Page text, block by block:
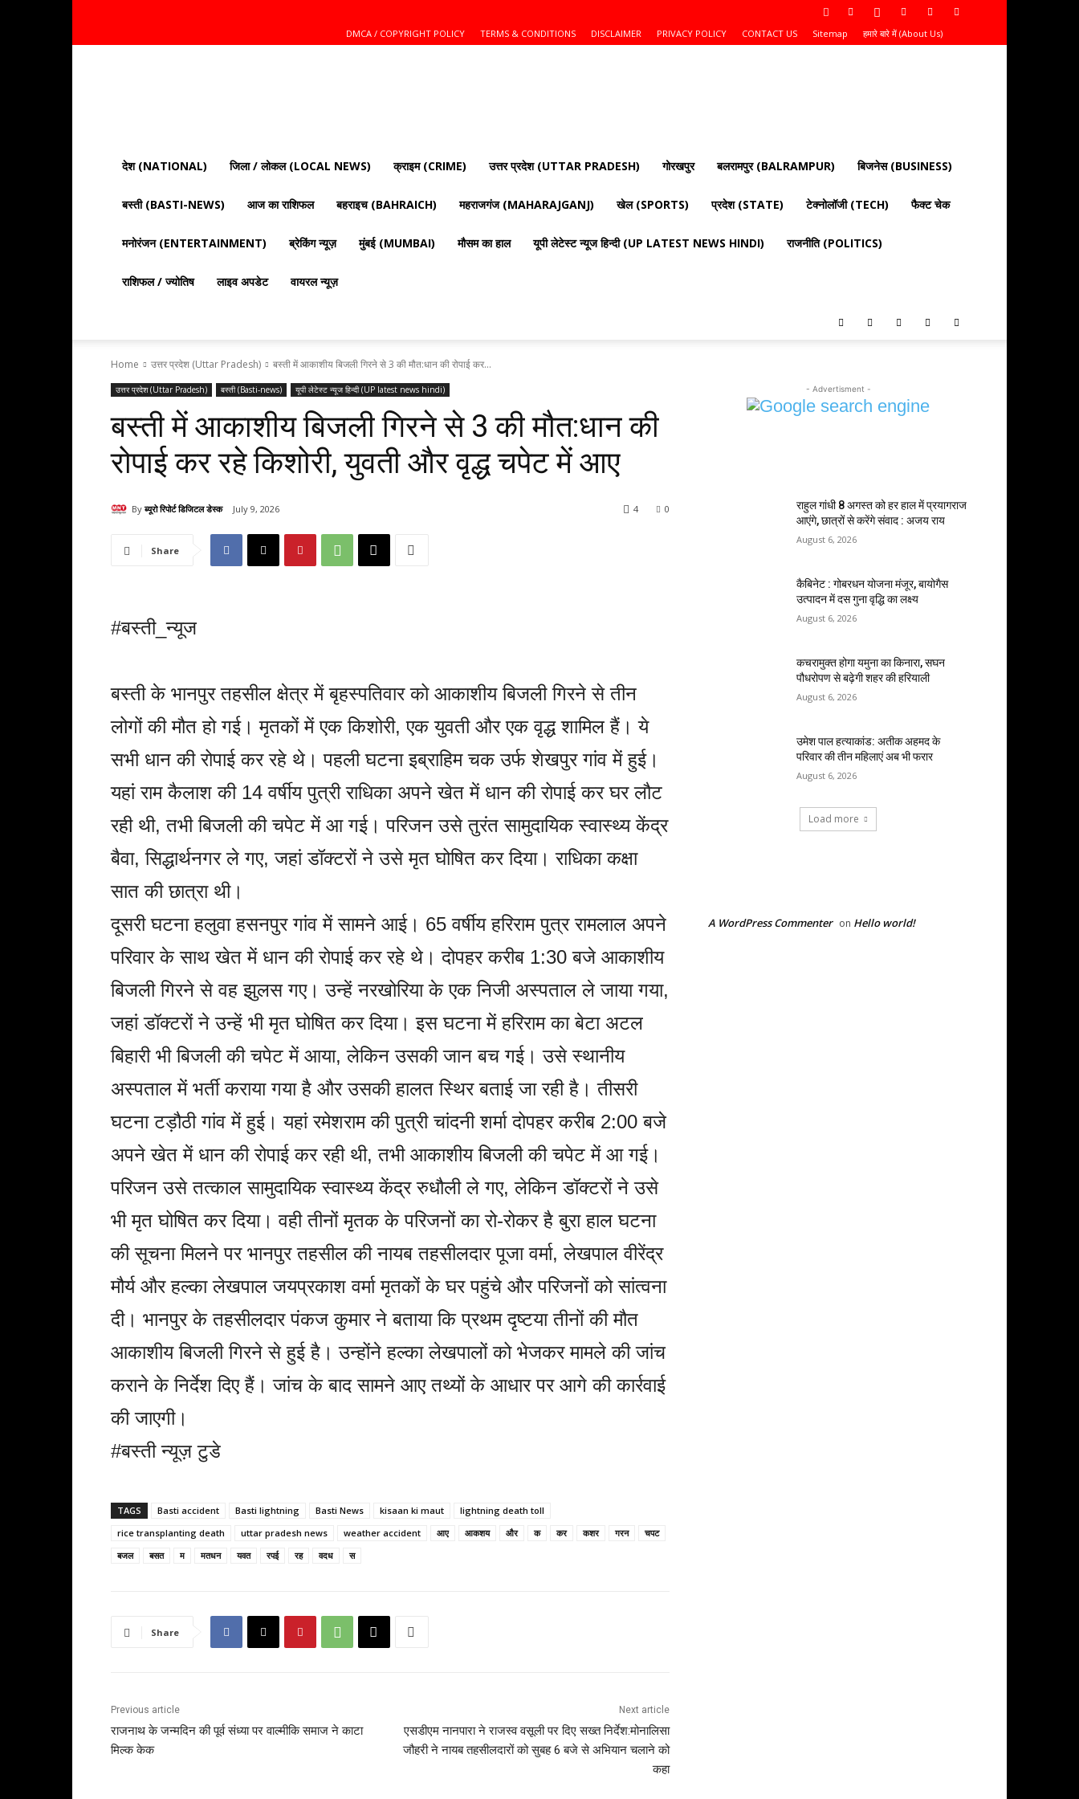
DMCA / COPYRIGHT POLICY TERMS & CONDITIONS DISCLAIMER PRIVACY POLICY CONTACT US Sitemap हमारे बारे में (About Us)
की
ताज़ा
राजनीति,
और
दुनिया
की
देश (NATIONAL) जिला / लोकल (LOCAL NEWS) क्राइम (CRIME) उत्तर प्रदेश (UTTAR PRADESH) गोरखपुर बलरामपुर (BALRAMPUR) बिजनेस (BUSINESS)
बस्ती (BASTI-NEWS) आज का राशिफल बहराइच (BAHRAICH) महराजगंज (MAHARAJGANJ) खेल (SPORTS) प्रदेश (STATE) टेक्नोलॉजी (TECH) फैक्ट चेक
मनोरंजन (ENTERTAINMENT) ब्रेकिंग न्यूज़ मुंबई (MUMBAI) मौसम का हाल यूपी लेटेस्ट न्यूज हिन्दी (UP LATEST NEWS HINDI) राजनीति (POLITICS)
राशिफल / ज्योतिष लाइव अपडेट वायरल न्यूज़
Home उत्तर प्रदेश (Uttar Pradesh) बस्ती में आकाशीय बिजली गिरने से 3 की मौत:धान की रोपाई कर...
उत्तर प्रदेश (Uttar Pradesh) बस्ती (Basti-news) यूपी लेटेस्ट न्यूज हिन्दी (UP latest news hindi)
बस्ती में आकाशीय बिजली गिरने से 3 की मौत:धान की
रोपाई कर रहे किशोरी, युवती और वृद्ध चपेट में आए
By ब्यूरो रिपोर्ट डिजिटल डेस्क July 9, 2026 0
4
Share
#बस्ती_न्यूज
बस्ती के भानपुर तहसील क्षेत्र में बृहस्पतिवार को आकाशीय बिजली गिरने से तीन
लोगों की मौत हो गई। मृतकों में एक किशोरी, एक युवती और एक वृद्ध शामिल हैं। ये
सभी धान की रोपाई कर रहे थे। पहली घटना इब्राहिम चक उर्फ शेखपुर गांव में हुई।
यहां राम कैलाश की 14 वर्षीय पुत्री राधिका अपने खेत में धान की रोपाई कर घर लौट
रही थी, तभी बिजली की चपेट में आ गई। परिजन उसे तुरंत सामुदायिक स्वास्थ्य केंद्र
बैवा, सिद्धार्थनगर ले गए, जहां डॉक्टरों ने उसे मृत घोषित कर दिया। राधिका कक्षा
सात की छात्रा थी।
दूसरी घटना हलुवा हसनपुर गांव में सामने आई। 65 वर्षीय हरिराम पुत्र रामलाल अपने
परिवार के साथ खेत में धान की रोपाई कर रहे थे। दोपहर करीब 1:30 बजे आकाशीय
बिजली गिरने से वह झुलस गए। उन्हें नरखोरिया के एक निजी अस्पताल ले जाया गया,
जहां डॉक्टरों ने उन्हें भी मृत घोषित कर दिया। इस घटना में हरिराम का बेटा अटल
बिहारी भी बिजली की चपेट में आया, लेकिन उसकी जान बच गई। उसे स्थानीय
अस्पताल में भर्ती कराया गया है और उसकी हालत स्थिर बताई जा रही है। तीसरी
घटना टड़ौठी गांव में हुई। यहां रमेशराम की पुत्री चांदनी शर्मा दोपहर करीब 2:00 बजे
अपने खेत में धान की रोपाई कर रही थी, तभी आकाशीय बिजली की चपेट में आ गई।
परिजन उसे तत्काल सामुदायिक स्वास्थ्य केंद्र रुधौली ले गए, लेकिन डॉक्टरों ने उसे
भी मृत घोषित कर दिया। वही तीनों मृतक के परिजनों का रो-रोकर है बुरा हाल घटना
की सूचना मिलने पर भानपुर तहसील की नायब तहसीलदार पूजा वर्मा, लेखपाल वीरेंद्र
मौर्य और हल्का लेखपाल जयप्रकाश वर्मा मृतकों के घर पहुंचे और परिजनों को सांत्वना
दी। भानपुर के तहसीलदार पंकज कुमार ने बताया कि प्रथम दृष्टया तीनों की मौत
आकाशीय बिजली गिरने से हुई है। उन्होंने हल्का लेखपालों को भेजकर मामले की जांच
कराने के निर्देश दिए हैं। जांच के बाद सामने आए तथ्यों के आधार पर आगे की कार्रवाई
की जाएगी।
#बस्ती न्यूज़ टुडे
TAGS Basti accident Basti lightning Basti News kisaan ki maut
lightning death toll
rice transplanting death
uttar pradesh news weather accident आए आकशय और क कर कशर गरन
चपट
बजल
बसत म मतधन यवत रपई रह वदध स
Share
Previous article
राजनाथ के जन्मदिन की पूर्व संध्या पर वाल्मीकि समाज ने काटा
मिल्क केक
Next article
एसडीएम नानपारा ने राजस्व वसूली पर दिए सख्त निर्देश:मोनालिसा
जौहरी ने नायब तहसीलदारों को सुबह 6 बजे से अभियान चलाने को
कहा
- Advertisment -
राहुल गांधी 8 अगस्त को हर हाल में प्रयागराज
आएंगे, छात्रों से करेंगे संवाद : अजय राय
August 6, 2026
कैबिनेट : गोबरधन योजना मंजूर, बायोगैस
उत्पादन में दस गुना वृद्धि का लक्ष्य
August 6, 2026
कचरामुक्त होगा यमुना का किनारा, सघन
पौधरोपण से बढ़ेगी शहर की हरियाली
August 6, 2026
उमेश पाल हत्याकांड: अतीक अहमद के
परिवार की तीन महिलाएं अब भी फरार
August 6, 2026
Load more
A WordPress Commenter on Hello world!